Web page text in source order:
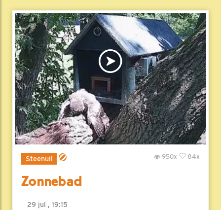
Steenuil 84x
950x
Zonnebad
29 jul , 19:15